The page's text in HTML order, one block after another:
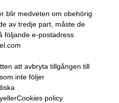
blir medveten om obehörig
av tredje part, måste de
följande e-postadress
att avbryta tillgången till
inte följer
ellerCookies policy